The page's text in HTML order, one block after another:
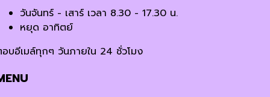
วันจันทร์ - เสาร์ เวลา 8.30 - 17.30 น.
หยุด อาทิตย์
บอีเมล์ทุกๆ วันภายใน 24 ชั่วโมง